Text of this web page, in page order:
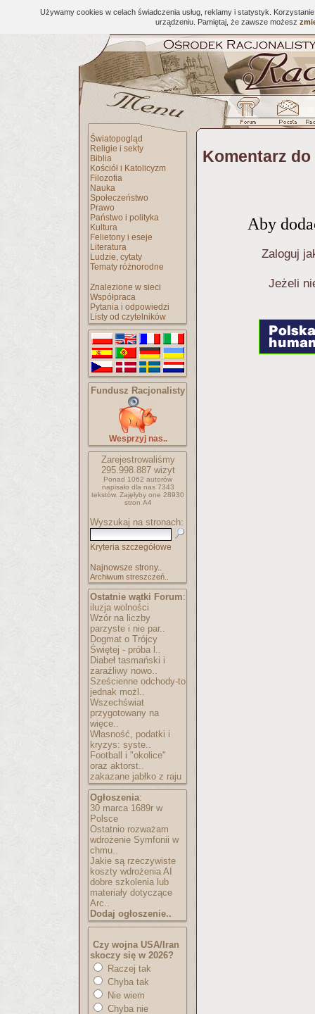
Używamy cookies w celach świadczenia usług, reklamy i statystyk.
urządzeniu. Pamiętaj, że zawsze możesz
Światopogląd
Religie i sekty
Biblia
Kościół i Katolicyzm
Filozofia
Nauka
Społeczeństwo
Prawo
Państwo i polityka
Kultura
Felietony i eseje
Literatura
Ludzie, cytaty
Tematy różnorodne
Znalezione w sieci
Współpraca
Pytania i odpowiedzi
Listy od czytelników
Fundusz Racjonalisty
Wesprzyj nas..
Zarejestrowaliśmy
295.998.887wizyt
Ponad 1062 autorów
napisało dla nas 7343
tekstów. Zajęłyby one 28930
stron A4
Wyszukaj na stronach:
Kryteria szczegółowe
Najnowsze strony..
Archiwum streszczeń..
Ostatnie wątki Forum:
iluzja wolności
Wzór na liczby
parzyste i nie par..
Dogmat o Trójcy
Świętej - próba l..
Diabeł tasmański i
zaraźliwy nowo..
Sześcienne odchody-to
jednak możl..
Wszechświat
przygotowany na
więce..
Własność, podatki i
kryzys: syste..
Football i "okolice"
oraz aktorst..
zakazane jabłko z raju
Ogłoszenia:
30 marca 1689r w
Polsce
Ostatnio rozważam
wdrożenie Symfonii w
chmu..
Jakie są rzeczywiste
koszty wdrożenia AI
dobre szkolenia lub
materiały dotyczące
Arc..
Dodaj ogłoszenie..
Czy wojna USA/Iran
skoczy się w 2026?
Raczej tak
Chyba tak
Nie wiem
Chyba nie
Komentarz
Aby
Zaloguj
Jeżeli